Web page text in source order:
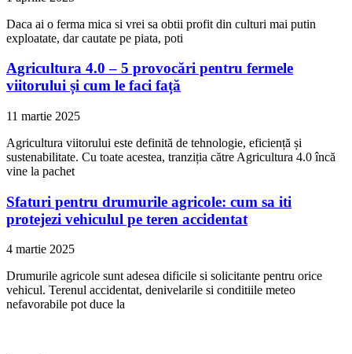
Daca ai o ferma mica si vrei sa obtii profit din culturi mai putin
exploatate, dar cautate pe piata, poti
Agricultura 4.0 – 5 provocări pentru fermele
viitorului și cum le faci față
11 martie 2025
Agricultura viitorului este definită de tehnologie, eficiență și
sustenabilitate. Cu toate acestea, tranziția către Agricultura 4.0 încă
vine la pachet
Sfaturi pentru drumurile agricole: cum sa iti
protejezi vehiculul pe teren accidentat
4 martie 2025
Drumurile agricole sunt adesea dificile si solicitante pentru orice
vehicul. Terenul accidentat, denivelarile si conditiile meteo
nefavorabile pot duce la